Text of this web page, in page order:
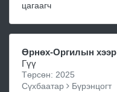
цагаагч
Өрнөх-Оргилын хээр
Гүү
Төрсөн: 2025
Сүхбаатар
Бүрэнцогт